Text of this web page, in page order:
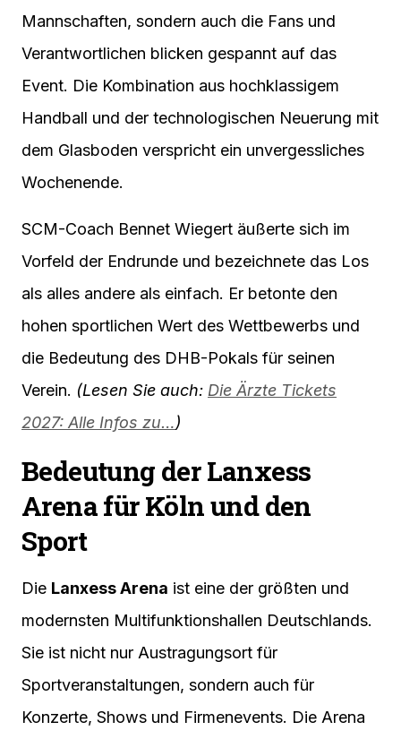
Mannschaften, sondern auch die Fans und
Verantwortlichen blicken gespannt auf das
Event. Die Kombination aus hochklassigem
Handball und der technologischen Neuerung mit
dem Glasboden verspricht ein unvergessliches
Wochenende.
SCM-Coach Bennet Wiegert äußerte sich im
Vorfeld der Endrunde und bezeichnete das Los
als alles andere als einfach. Er betonte den
hohen sportlichen Wert des Wettbewerbs und
die Bedeutung des DHB-Pokals für seinen
Verein. (Lesen Sie auch: Die Ärzte Tickets
2027: Alle Infos zu…)
Bedeutung der Lanxess
Arena für Köln und den
Sport
Die Lanxess Arena ist eine der größten und
modernsten Multifunktionshallen Deutschlands.
Sie ist nicht nur Austragungsort für
Sportveranstaltungen, sondern auch für
Konzerte, Shows und Firmenevents. Die Arena